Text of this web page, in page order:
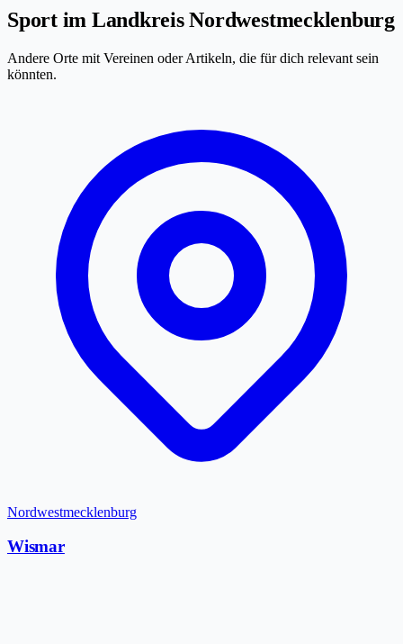
Sport im Landkreis Nordwestmecklenburg
Andere Orte mit Vereinen oder Artikeln, die für dich relevant sein
könnten.
Nordwestmecklenburg
Wismar